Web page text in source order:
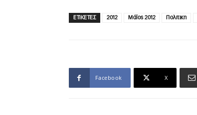
ΕΤΙΚΕΤΕΣ 2012 Μάϊος 2012 Πολιτικη
Facebook X